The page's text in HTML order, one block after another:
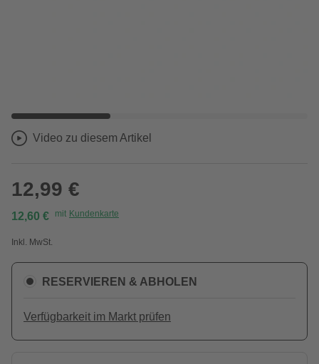
Video zu diesem Artikel
12,99 €
12,60 € mit Kundenkarte
Inkl. MwSt.
RESERVIEREN & ABHOLEN
Verfügbarkeit im Markt prüfen